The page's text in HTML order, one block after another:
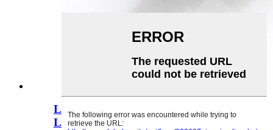
Laget i Kina MS-007 Micro Switch
Limit Detecti...